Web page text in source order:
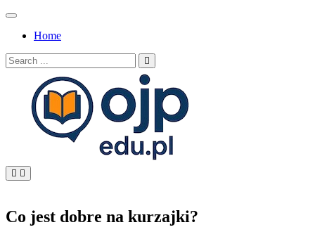
Skip
contentHome
Search
for:
Co jest dobre na kurzajki?